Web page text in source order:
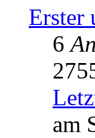
Erster
6
am